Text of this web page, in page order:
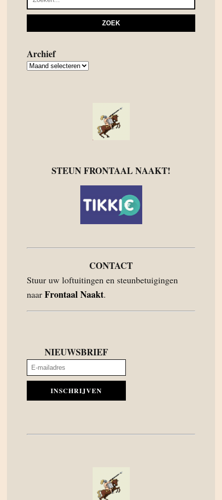
Archief
Archief
STEUN FRONTAAL NAAKT!
CONTACT
Stuur uw loftuitingen en steunbetuigingen
naar Frontaal Naakt.
NIEUWSBRIEF
INSCHRIJVEN